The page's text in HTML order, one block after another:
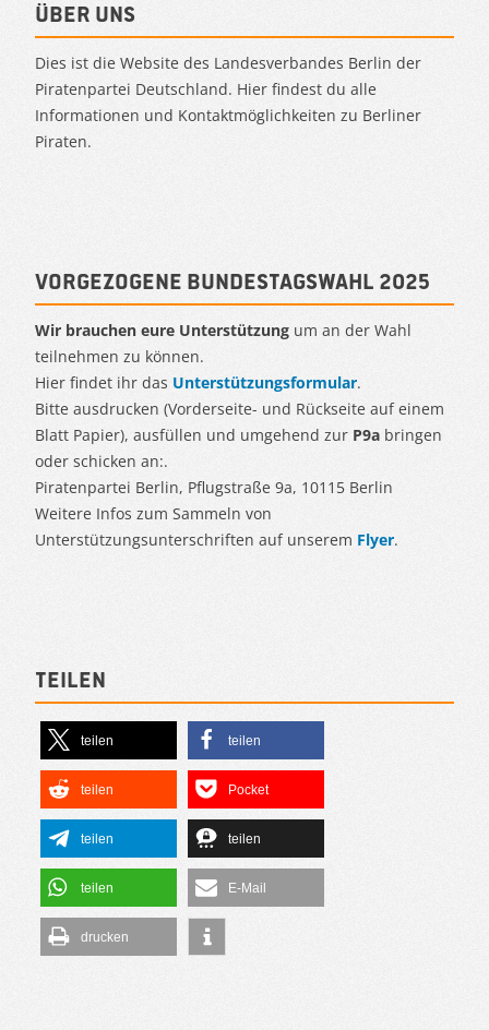
Über uns
Dies ist die Website des Landesverbandes Berlin der
Piratenpartei Deutschland. Hier findest du alle
Informationen und Kontaktmöglichkeiten zu Berliner
Piraten.
Vorgezogene Bundestagswahl 2025
Wir brauchen eure Unterstützung um an der Wahl
teilnehmen zu können.
Hier findet ihr das Unterstützungsformular.
Bitte ausdrucken (Vorderseite- und Rückseite auf einem
Blatt Papier), ausfüllen und umgehend zur P9a bringen
oder schicken an:.
Piratenpartei Berlin, Pflugstraße 9a, 10115 Berlin
Weitere Infos zum Sammeln von
Unterstützungsunterschriften auf unserem Flyer.
Teilen
teilen teilen
teilen Pocket
teilen teilen
teilen E-Mail
drucken